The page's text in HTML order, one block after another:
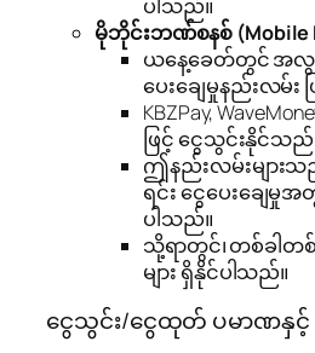
ပါသည်။
မိုဘိုင်းဘဏ်စနစ် (Mobile
ယနေ့ခေတ်တွင် အလွန်
ပေးချေမှုနည်းလမ်း
KBZPay,
ဖြင့် ငွေသွင်းနိုင်သည်
ဤနည်းလမ်းများသ
ရင်း ငွေပေးချေ
ပါသည်။
သို့ရာတွင်၊ တစ်ခါ
များ ရှိနိုင်ပါသည်။
ငွေသွင်း/ငွေထုတ် ပမာဏနှင့်